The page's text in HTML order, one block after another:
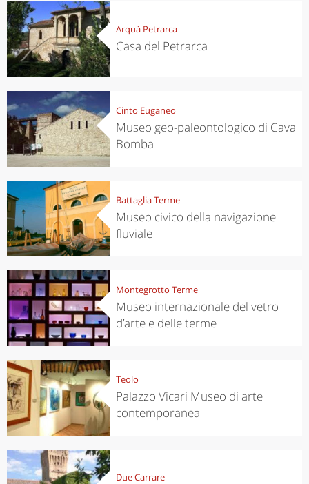
Arquà Petrarca
Casa del Petrarca
Cinto Euganeo
Museo geo-paleontologico di Cava
Bomba
Battaglia Terme
Museo civico della navigazione
fluviale
Montegrotto Terme
Museo internazionale del vetro
d’arte e delle terme
Teolo
Palazzo Vicari Museo di arte
contemporanea
Due Carrare